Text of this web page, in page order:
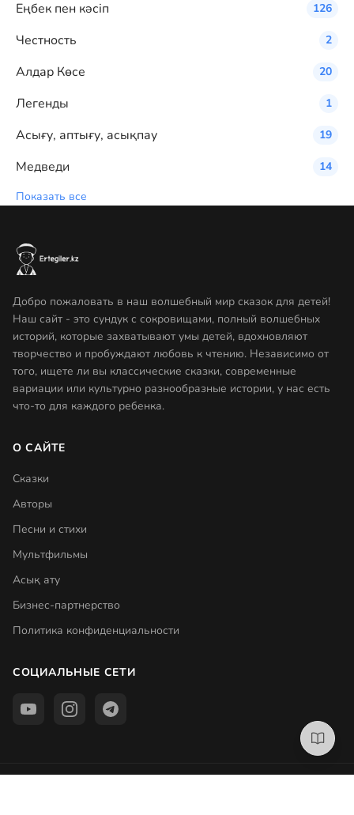
Eңбек пен кәсіп 126
Честность 2
Алдар Көсе 20
Легенды 1
Асығу, аптығу, асықпау 19
Медведи
14
Показать все
Добро пожаловать в наш волшебный мир сказок для детей!
Наш сайт - это сундук с сокровищами, полный волшебных
историй, которые захватывают умы детей, вдохновляют
творчество и пробуждают любовь к чтению. Независимо от
того, ищете ли вы классические сказки, современные
вариации или культурно разнообразные истории, у нас есть
что-то для каждого ребенка.
О САЙТЕ
Сказки
Авторы
Песни и стихи
Мультфильмы
Асық ату
Бизнес-партнерство
Политика конфиденциальности
СОЦИАЛЬНЫЕ СЕТИ